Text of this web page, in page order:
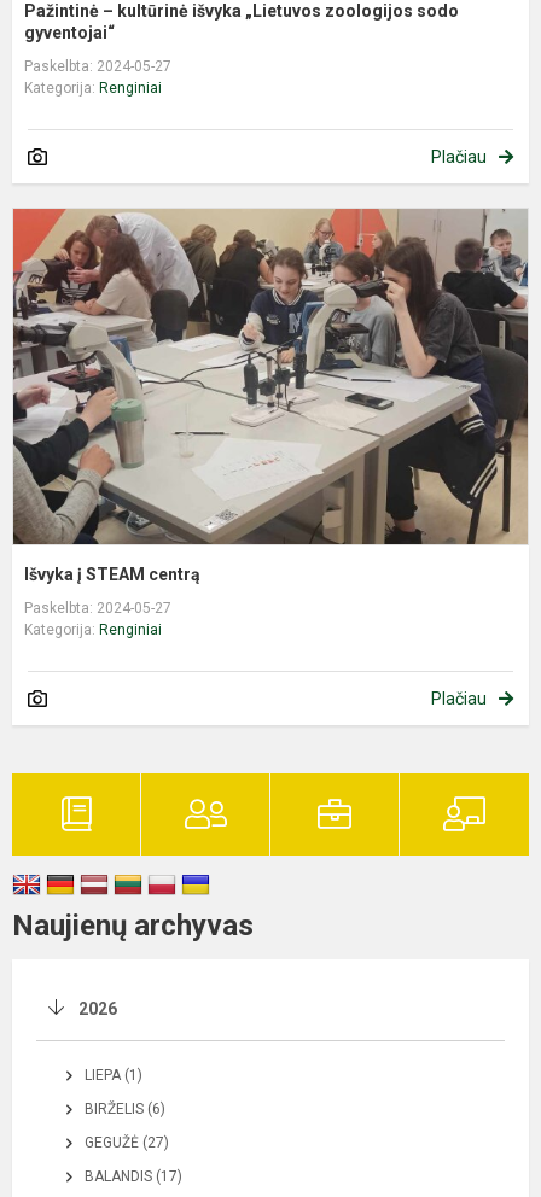
Pažintinė – kultūrinė išvyka „Lietuvos zoologijos sodo
gyventojai“
Paskelbta: 2024-05-27
Kategorija: Renginiai
Plačiau
Išvyka į STEAM centrą
Paskelbta: 2024-05-27
Kategorija: Renginiai
Plačiau
Naujienų archyvas
2026
LIEPA (1)
BIRŽELIS (6)
GEGUŽĖ (27)
BALANDIS (17)